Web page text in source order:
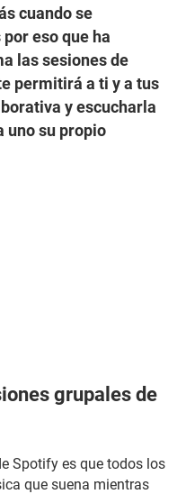
cuando se
eso que ha
las sesiones de
permitirá a ti y a tus
y escucharla
uno su propio
grupales de
Spotify es que todos los
que suena mientras